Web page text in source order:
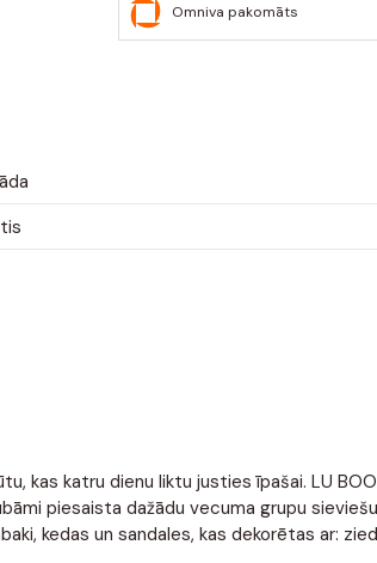
Omniva pakomāts
kas katru dienu liktu justies īpašai. LU
piesaista dažādu vecuma grupu
kedas un sandales, kas dekorētas ar: